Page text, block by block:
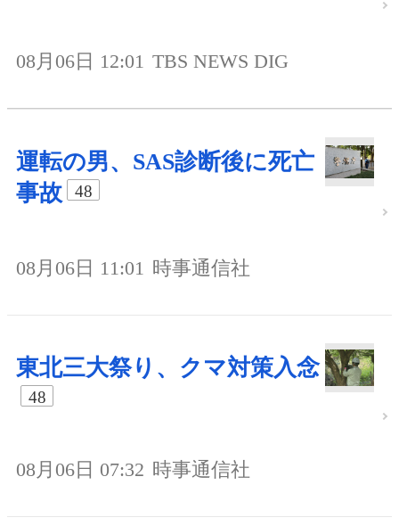
08月06日 12:01 TBS NEWS DIG
運転の男、SAS診断後に死亡
事故
48
08月06日 11:01 時事通信社
東北三大祭り、クマ対策入念
48
08月06日 07:32 時事通信社